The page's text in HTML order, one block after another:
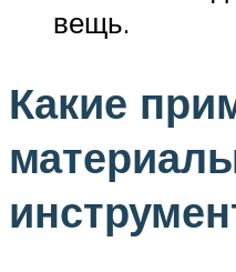
вещь.
Какие